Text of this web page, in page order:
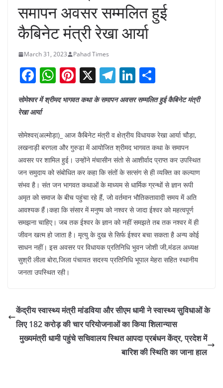
समापन अवसर सम्मलित हुई
कैबिनेट मंत्री रेखा आर्या
March 31, 2023 Pahad Times
F
a
c
b
o
o
k
W
at
A
p
p
Pi
er
st
X T
e
a
m
Li
k
dI
n
ar
सोमेश्वर में श्रीमद भागवत कथा के समापन अवसर सम्मलित हुई कैबिनेट मंत्री
रेखा आर्या
सोमेश्वर(अल्मोड़ा)_ आज कैबिनेट मंत्री व क्षेत्रीय विधायक रेखा आर्या चौड़ा,
लखनाड़ी बरगला और गुरुडा में आयोजित श्रीमद भागवत कथा के समापन
अवसर पर शामिल हुई। उन्होंने मंचासीन संतो से आशीर्वाद प्राप्त कर उपस्थित
जन समुदाय को संबोधित कर कहा कि संतों के सत्संग से ही व्यक्ति का कल्याण
संभव है। संत जन भागवत कथाओं के माध्यम से धार्मिक ग्रन्थों से ज्ञान रूपी
अमृत को समाज के बीच पहुंचा रहे हैं, जो वर्तमान भौतिकतावादी समय में अति
आवश्यक हैं।कहा कि संसार में मनुष्य को नश्वर से जादा ईश्वर को महत्वपूर्ण
समझना चाहिए। जब तक ईश्वर के ज्ञान को नहीं समझते तब तक नश्वर में ही
जीवन खत्म हो जाता है। मृत्यु के दुख से सिर्फ ईश्वर बचा सकता है अन्य कोई
साधन नहीं। इस अवसर पर विधायक प्रतिनिधि भुवन जोशी जी,मंडल अध्यक्ष
सुश्री लीला बोरा,जिला पंचायत सदस्य प्रतिनिधि भूपाल मेहरा सहित स्थानीय
जनता उपस्थित रही।
केंद्रीय स्वास्थ्य मंत्री मांडविया और सीएम धामी ने स्वास्थ्य सुविधाओं के
लिए 182 करोड़ की चार परियोजनाओं का किया शिलान्यास
मुख्यमंत्री धामी पहुंचे सचिवालय स्थित आपदा प्रबंधन केंद्र, प्रदेश में
बारिश की स्थिति का जाना हाल